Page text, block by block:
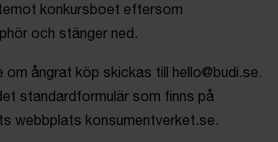
konkursboet eftersom
och stänger ned.
om ångrat köp skickas till hello@budi.se.
standardformulär som finns på
webbplats konsumentverket.se.